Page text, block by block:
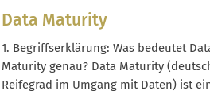
wie JSON-LD oder Microdata im
einzubauen, markierst du Inhalte im
und ordnest ihnen semantische
zu...
Data Maturity
1. Begriffserklärung: Was bedeutet
Maturity genau? Data Maturity
Reifegrad im Umgang mit Daten) ist